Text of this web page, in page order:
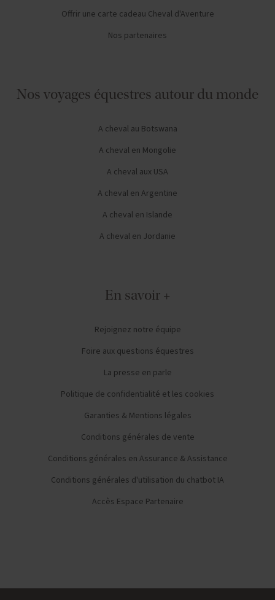
Offrir une carte cadeau Cheval d'Aventure
Nos partenaires
Nos voyages équestres autour du monde
A cheval au Botswana
A cheval en Mongolie
A cheval aux USA
A cheval en Argentine
A cheval en Islande
A cheval en Jordanie
En savoir +
Rejoignez notre équipe
Foire aux questions équestres
La presse en parle
Politique de confidentialité et les cookies
Garanties & Mentions légales
Conditions générales de vente
Conditions générales en Assurance & Assistance
Conditions générales d'utilisation du chatbot IA
Accès Espace Partenaire